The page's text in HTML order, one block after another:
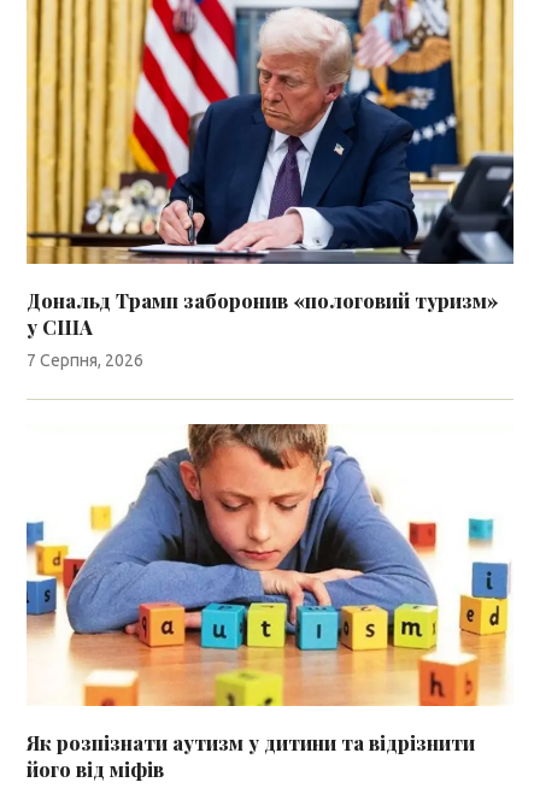
Дональд Трамп заборонив «пологовий туризм»
у США
7 Серпня, 2026
Як розпізнати аутизм у дитини та відрізнити
його від міфів